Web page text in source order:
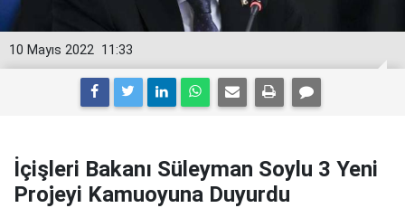
11:33
10 Mayıs 2022
İçişleri Bakanı Süleyman Soylu 3 Yeni
Projeyi Kamuoyuna Duyurdu